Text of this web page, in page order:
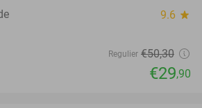
9.6 star
Regulier €50,30
€29,90